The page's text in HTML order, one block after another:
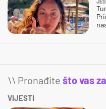
\\ Pronađite što vas
VIJESTI